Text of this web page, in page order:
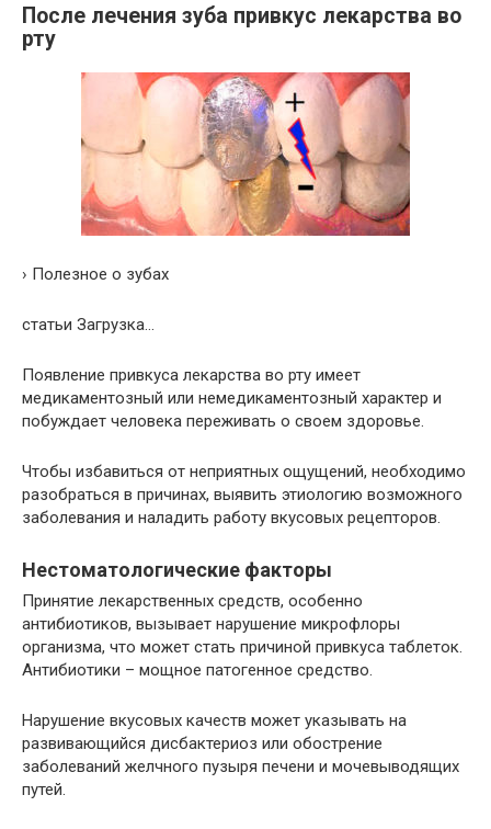
После лечения зуба привкус лекарства во
рту
› Полезное о зубах
статьи Загрузка…
Появление привкуса лекарства во рту имеет
медикаментозный или немедикаментозный характер и
побуждает человека переживать о своем здоровье.
Чтобы избавиться от неприятных ощущений, необходимо
разобраться в причинах, выявить этиологию возможного
заболевания и наладить работу вкусовых рецепторов.
Нестоматологические факторы
Принятие лекарственных средств, особенно
антибиотиков, вызывает нарушение микрофлоры
организма, что может стать причиной привкуса таблеток.
Антибиотики – мощное патогенное средство.
Нарушение вкусовых качеств может указывать на
развивающийся дисбактериоз или обострение
заболеваний желчного пузыря печени и мочевыводящих
путей.